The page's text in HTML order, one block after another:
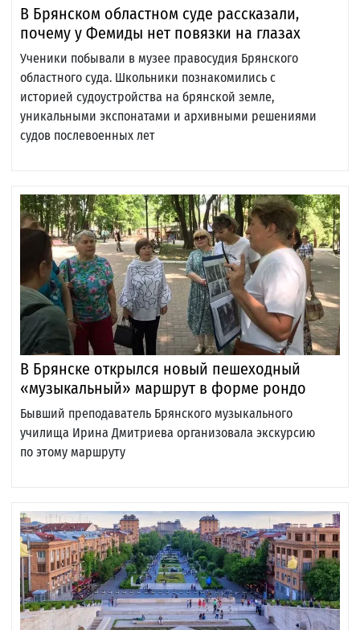
В Брянском областном суде рассказали,
почему у Фемиды нет повязки на глазах
Ученики побывали в музее правосудия Брянского
областного суда. Школьники познакомились с
историей судоустройства на брянской земле,
уникальными экспонатами и архивными решениями
судов послевоенных лет
В Брянске открылся новый пешеходный
«музыкальный» маршрут в форме рондо
Бывший преподаватель Брянского музыкального
училища Ирина Дмитриева организовала экскурсию
по этому маршруту